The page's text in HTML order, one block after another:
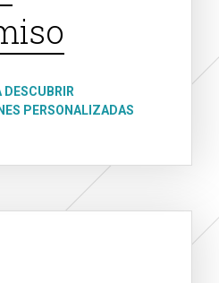
PERSONALIZADAS